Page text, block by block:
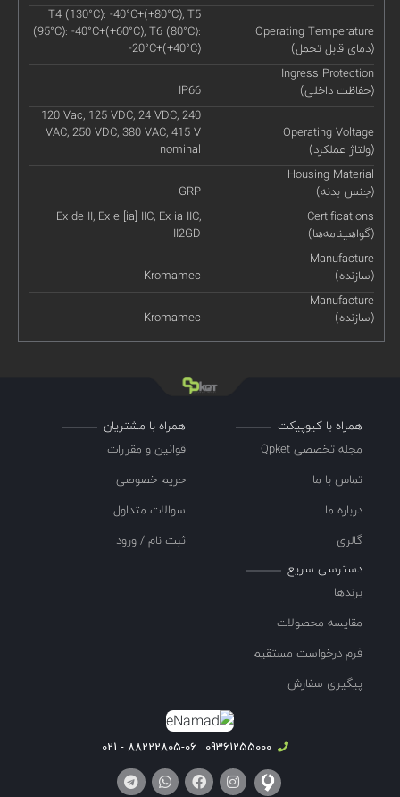
Operating Temperature
(دمای قابل تحمل)
T4 (130°C): -40°C+(+80°C), T5
(95°C): -40°C+(+60°C), T6 (80°C):
-20°C+(+40°C)
Ingress Protection
(حفاظت داخلی)
IP66
Operating Voltage
(ولتاژ عملکرد)
120 Vac, 125 VDC, 24 VDC, 240
VAC, 250 VDC, 380 VAC, 415 V
nominal
Housing Material
(جنس بدنه)
GRP
Certifications
(گواهینامه‌ها)
Ex de II, Ex e [ia] IIC, Ex ia IIC,
II2GD
Manufacture
(سازنده)
Kromamec
Manufacture
(سازنده)
Kromamec
همراه با کیوپیکت
مجله تخصصی Qpket
تماس با ما
درباره ما
گالری
همراه با مشتریان
قوانین و مقررات
حریم خصوصی
سوالات متداول
ثبت نام / ورود
دسترسی سریع
برندها
مقایسه محصولات
فرم درخواست مستقیم
پیگیری سفارش
09361255000
88222805-06 - 021